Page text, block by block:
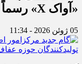
«آواک X» رسماً وارد بازار شد
05 ژوئن 2026 - 11:34